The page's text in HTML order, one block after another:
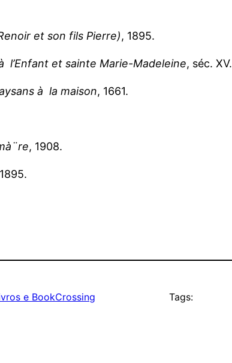
et son fils Pierre), 1895.
l’Enfant et sainte Marie-Madeleine, séc. XV.
à la maison, 1661.
, 1908.
e BookCrossing Tags: